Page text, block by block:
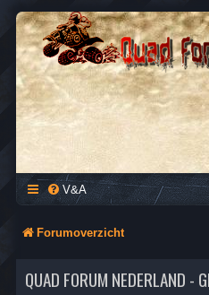
QUAD
Het Quad Forum van
vragen en antwoorden over
V&A
Forumoverzicht
QUAD FORUM NEDERLAND -